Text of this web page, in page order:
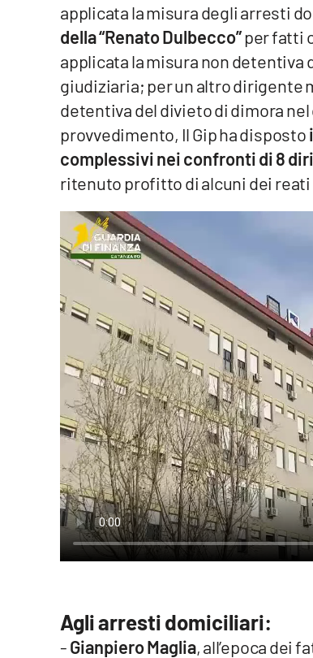
Lamezia Terme
Buona Sanità Calabria
applicata la misura degli arresti
della “Renato Dulbecco”per fatti
applicata la misura non detentiva
giudiziaria; per un altro dirigente
detentiva del divieto di dimora
provvedimento, Il Gip ha disposto
complessivi nei confronti di 8
ritenuto profitto di alcuni dei reati
Agli arresti domiciliari:
-Gianpiero Maglia, all’epoca dei